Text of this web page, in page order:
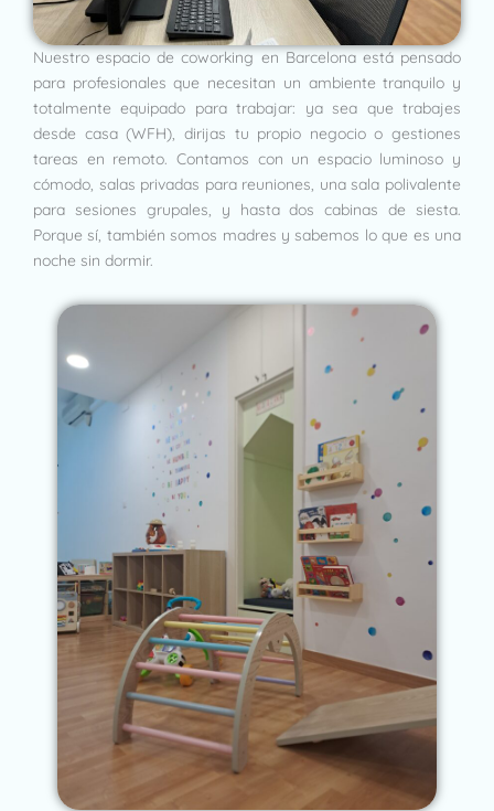
Nuestro espacio de coworking en Barcelona está pensado
para profesionales que necesitan un ambiente tranquilo y
totalmente equipado para trabajar: ya sea que trabajes
desde casa (WFH), dirijas tu propio negocio o gestiones
tareas en remoto. Contamos con un espacio luminoso y
cómodo, salas privadas para reuniones, una sala polivalente
para sesiones grupales, y hasta dos cabinas de siesta.
Porque sí, también somos madres y sabemos lo que es una
noche sin dormir.